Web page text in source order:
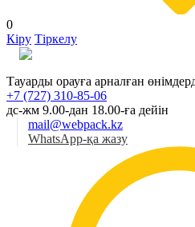
0
Кіру Тіркелу
Тауарды орауға арналған
+7 (727) 310-85-06
дс-жм 9.00-дан 18.00-ға дейін
mail@webpack.kz
WhatsApp-қа жазу